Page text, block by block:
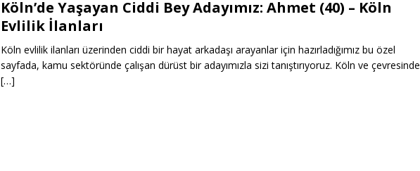
Köln’de Yaşayan Ciddi Bey Adayımız: Ahmet (40) – Köln
Evlilik İlanları
Köln evlilik ilanları üzerinden ciddi bir hayat arkadaşı arayanlar için hazırladığımız bu özel
sayfada, kamu sektöründe çalışan dürüst bir adayımızla sizi tanıştırıyoruz. Köln ve çevresinde
[…]